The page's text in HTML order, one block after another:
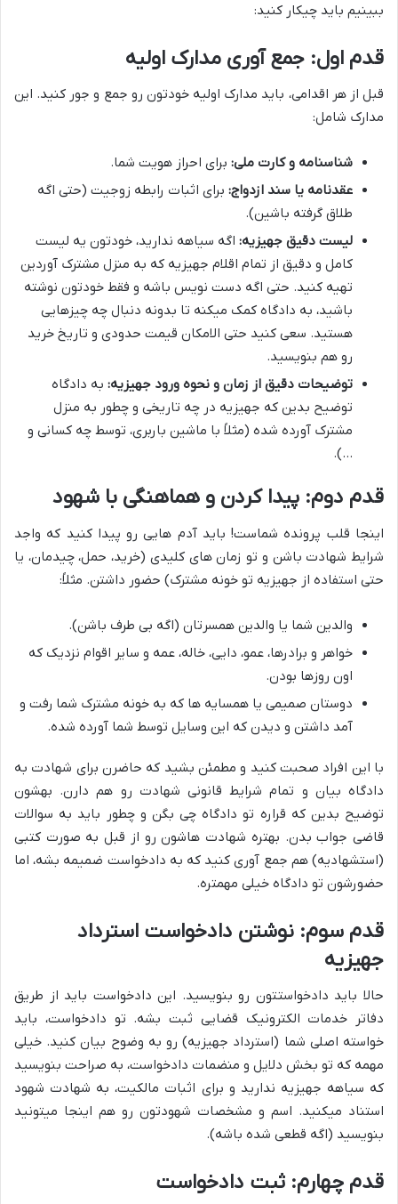
ببینیم باید چیکار کنید:
قدم اول: جمع آوری مدارک اولیه
قبل از هر اقدامی، باید مدارک اولیه خودتون رو جمع و جور کنید. این
مدارک شامل:
شناسنامه و کارت ملی: برای احراز هویت شما.
عقدنامه یا سند ازدواج: برای اثبات رابطه زوجیت (حتی اگه
طلاق گرفته باشین).
لیست دقیق جهیزیه: اگه سیاهه ندارید، خودتون یه لیست
کامل و دقیق از تمام اقلام جهیزیه که به منزل مشترک آوردین
تهیه کنید. حتی اگه دست نویس باشه و فقط خودتون نوشته
باشید، به دادگاه کمک میکنه تا بدونه دنبال چه چیزهایی
هستید. سعی کنید حتی الامکان قیمت حدودی و تاریخ خرید
رو هم بنویسید.
توضیحات دقیق از زمان و نحوه ورود جهیزیه: به دادگاه
توضیح بدین که جهیزیه در چه تاریخی و چطور به منزل
مشترک آورده شده (مثلاً با ماشین باربری، توسط چه کسانی و
…).
قدم دوم: پیدا کردن و هماهنگی با شهود
اینجا قلب پرونده شماست! باید آدم هایی رو پیدا کنید که واجد
شرایط شهادت باشن و تو زمان های کلیدی (خرید، حمل، چیدمان، یا
حتی استفاده از جهیزیه تو خونه مشترک) حضور داشتن. مثلاً:
والدین شما یا والدین همسرتان (اگه بی طرف باشن).
خواهر و برادرها، عمو، دایی، خاله، عمه و سایر اقوام نزدیک که
اون روزها بودن.
دوستان صمیمی یا همسایه ها که به خونه مشترک شما رفت و
آمد داشتن و دیدن که این وسایل توسط شما آورده شده.
با این افراد صحبت کنید و مطمئن بشید که حاضرن برای شهادت به
دادگاه بیان و تمام شرایط قانونی شهادت رو هم دارن. بهشون
توضیح بدین که قراره تو دادگاه چی بگن و چطور باید به سوالات
قاضی جواب بدن. بهتره شهادت هاشون رو از قبل به صورت کتبی
(استشهادیه) هم جمع آوری کنید که به دادخواست ضمیمه بشه، اما
حضورشون تو دادگاه خیلی مهمتره.
قدم سوم: نوشتن دادخواست استرداد
جهیزیه
حالا باید دادخواستتون رو بنویسید. این دادخواست باید از طریق
دفاتر خدمات الکترونیک قضایی ثبت بشه. تو دادخواست، باید
خواسته اصلی شما (استرداد جهیزیه) رو به وضوح بیان کنید. خیلی
مهمه که تو بخش دلایل و منضمات دادخواست، به صراحت بنویسید
که سیاهه جهیزیه ندارید و برای اثبات مالکیت، به شهادت شهود
استناد میکنید. اسم و مشخصات شهودتون رو هم اینجا میتونید
بنویسید (اگه قطعی شده باشه).
قدم چهارم: ثبت دادخواست